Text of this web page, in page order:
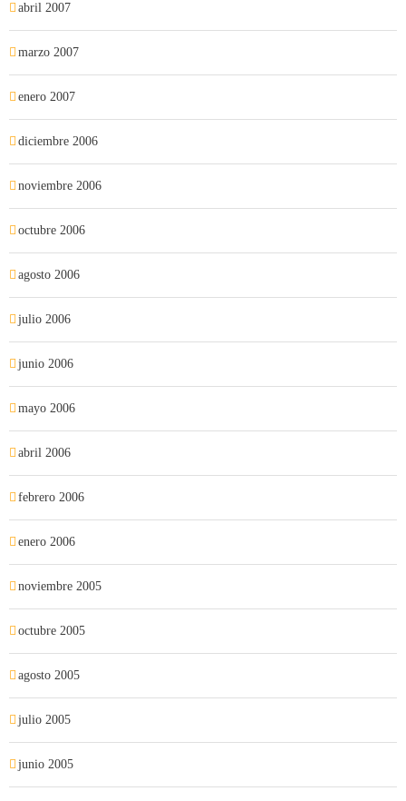
abril 2007
marzo 2007
enero 2007
diciembre 2006
noviembre 2006
octubre 2006
agosto 2006
julio 2006
junio 2006
mayo 2006
abril 2006
febrero 2006
enero 2006
noviembre 2005
octubre 2005
agosto 2005
julio 2005
junio 2005